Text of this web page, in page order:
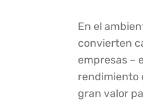
En el
convierten
empresas –
rendimiento
gran valor